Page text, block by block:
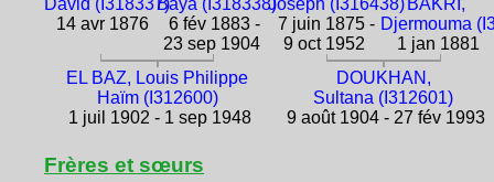
David (I318337)
14 avr 1876
Baya (I318338)
6 fév 1883 -
23 sep 1904
Joseph (I316438)
7 juin 1875 -
9 oct 1952
BAKRI,
Djermouma
1 jan 1881
EL BAZ, Louis Philippe
Haïm (I312600)
1 juil 1902 - 1 sep 1948
DOUKHAN,
Sultana (I312601)
9 août 1904 - 27 fév 1993
Frères et sœurs